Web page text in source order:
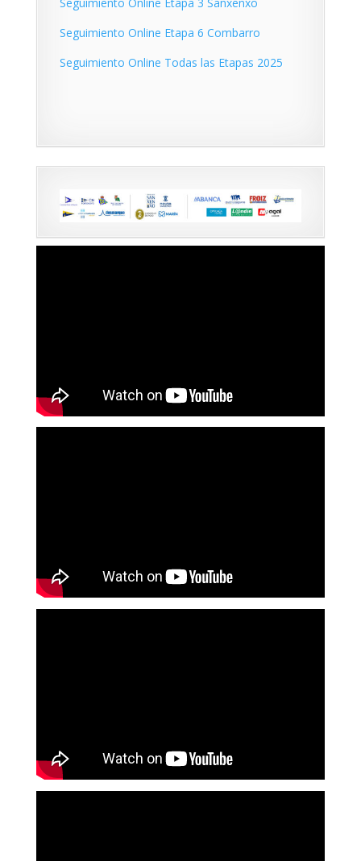
Seguimiento Online Etapa 3 Sanxenxo
Seguimiento Online Etapa 6 Combarro
Seguimiento Online Todas las Etapas 2025